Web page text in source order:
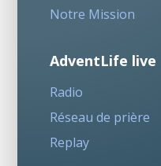
Notre Mission
AdventLife live
Radio
Réseau de prière
Replay